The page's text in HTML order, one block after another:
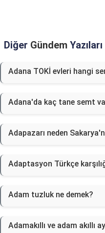
Diğer Gündem Yazıları
Adana TOKİ evleri hangi
Adana'da kaç tane semt
Adapazarı neden
Adaptasyon Türkçe
Adam tuzluk ne demek?
Adamakıllı ve adam akıllı